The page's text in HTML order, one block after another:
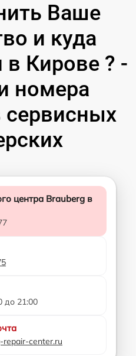
Ваше
и куда
Кирове ? -
номера
сервисных
центра Brauberg в
до 21:00
repair-center.ru